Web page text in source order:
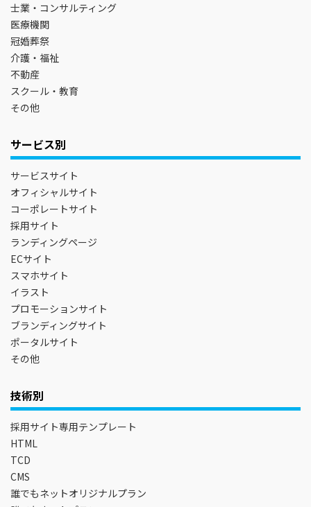
士業・コンサルティング
医療機関
冠婚葬祭
介護・福祉
不動産
スクール・教育
その他
サービス別
サービスサイト
オフィシャルサイト
コーポレートサイト
採用サイト
ランディングページ
ECサイト
スマホサイト
イラスト
プロモーションサイト
ブランディングサイト
ポータルサイト
その他
技術別
採用サイト専用テンプレート
HTML
TCD
CMS
誰でもネットオリジナルプラン